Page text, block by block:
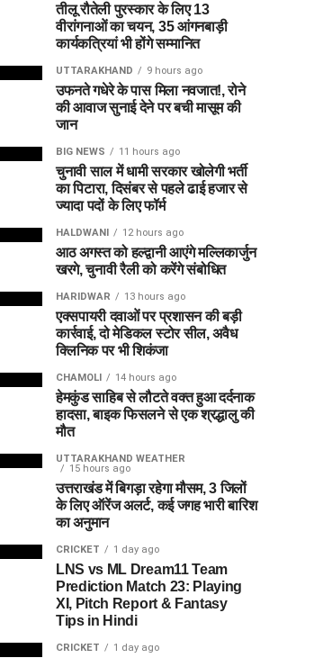
तीलू रौतेली पुरस्कार के लिए 13
वीरांगनाओं का चयन, 35 आंगनबाड़ी
कार्यकत्रियां भी होंगे सम्मानित
UTTARAKHAND 9 hours ago
उफनते गधेरे के पास मिला नवजात!, रोने
की आवाज सुनाई देने पर बची मासूम की
जान
BIG NEWS 11 hours ago
चुनावी साल में धामी सरकार खोलेगी भर्ती
का पिटारा, दिसंबर से पहले ढाई हजार से
ज्यादा पदों के लिए फॉर्म
HALDWANI 12 hours ago
आठ अगस्त को हल्द्वानी आएंगे मल्लिकार्जुन
खरगे, चुनावी रैली को करेंगे संबोधित
HARIDWAR 13 hours ago
एक्सपायरी दवाओं पर प्रशासन की बड़ी
कार्रवाई, दो मेडिकल स्टोर सील, अवैध
क्लिनिक पर भी शिकंजा
CHAMOLI 14 hours ago
हेमकुंड साहिब से लौटते वक्त हुआ दर्दनाक
हादसा, बाइक फिसलने से एक श्रद्धालु की
मौत
UTTARAKHAND WEATHER
15 hours ago
उत्तराखंड में बिगड़ा रहेगा मौसम, 3 जिलों
के लिए ऑरेंज अलर्ट, कई जगह भारी बारिश
का अनुमान
CRICKET 1 day ago
LNS vs ML Dream11 Team
Prediction Match 23: Playing
XI, Pitch Report & Fantasy
Tips in Hindi
CRICKET 1 day ago